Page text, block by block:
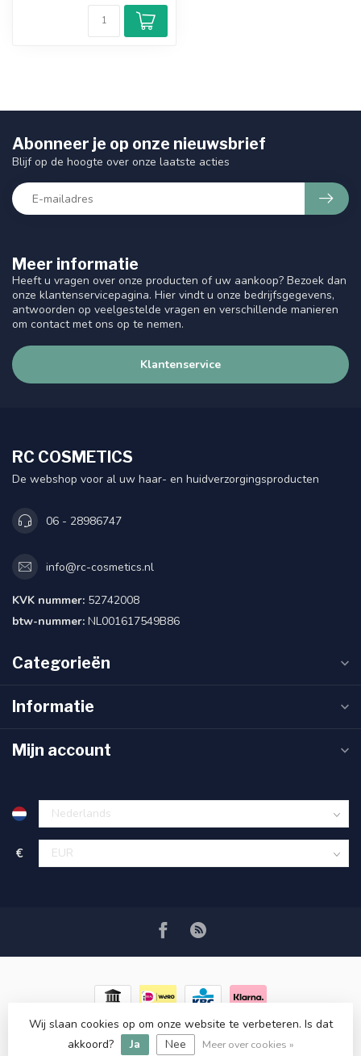
Meer informatie
Heeft u vragen over onze producten of uw aankoop? Bezoek dan
onze klantenservicepagina. Hier vindt u onze bedrijfsgegevens,
antwoorden op veelgestelde vragen en verschillende manieren
om contact met ons op te nemen.
Klantenservice
Abonneer je op onze nieuwsbrief
Blijf op de hoogte over onze laatste acties
RC COSMETICS
De webshop voor al uw haar- en huidverzorgingsproducten
06 - 28986747
info@rc-cosmetics.nl
KVK nummer: 52742008
btw-nummer: NL001617549B86
Categorieën
Informatie
Mijn account
€
© Copyright 2026 RC COSMETICS- Powered byLightspeed-
Lightspeed design
Dyvelopment
Wij slaan cookies op om onze website te verbeteren. Is dat
akkoord?
Ja Nee Meer over cookies »